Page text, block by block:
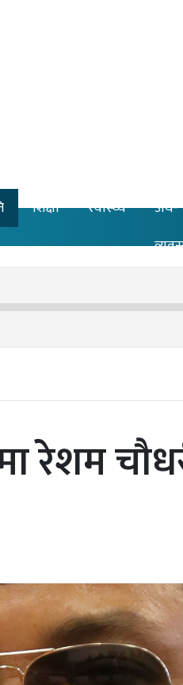
शिक्षा स्वास्थ्य
अर्थ-
रेशम